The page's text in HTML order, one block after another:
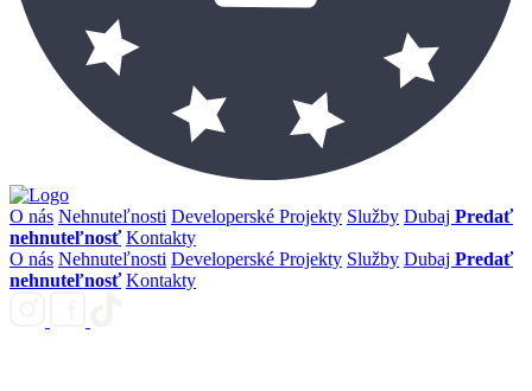
O nás Nehnuteľnosti Developerské Projekty Služby Dubaj Predať
nehnuteľnosť Kontakty
O nás Nehnuteľnosti Developerské Projekty Služby Dubaj Predať
nehnuteľnosť Kontakty